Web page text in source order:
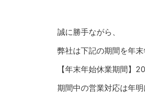
誠に勝手ながら、
弊社は下記の期間を年
【年末年始休業期間】
期間中の営業対応は年